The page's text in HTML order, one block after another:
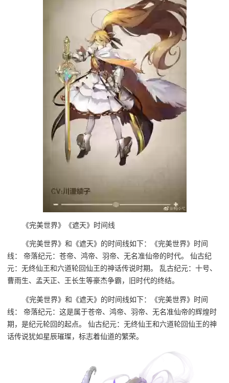
《完美世界》《遮天》时间线
《完美世界》和《遮天》的时间线如下：《完美世界》时间
线： 帝落纪元：苍帝、鸿帝、羽帝、无名准仙帝的时代。 仙古纪
元：无终仙王和六道轮回仙王的神话传说时期。 乱古纪元：十号、
曹雨生、孟天正、王长生等豪杰争霸，旧时代的终结。
《完美世界》和《遮天》的时间线如下：《完美世界》时间
线： 帝落纪元：这是属于苍帝、鸿帝、羽帝、无名准仙帝的辉煌时
期，是纪元轮回的起点。 仙古纪元：无终仙王和六道轮回仙王的神
话传说犹如星辰璀璨，标志着仙道的繁荣。